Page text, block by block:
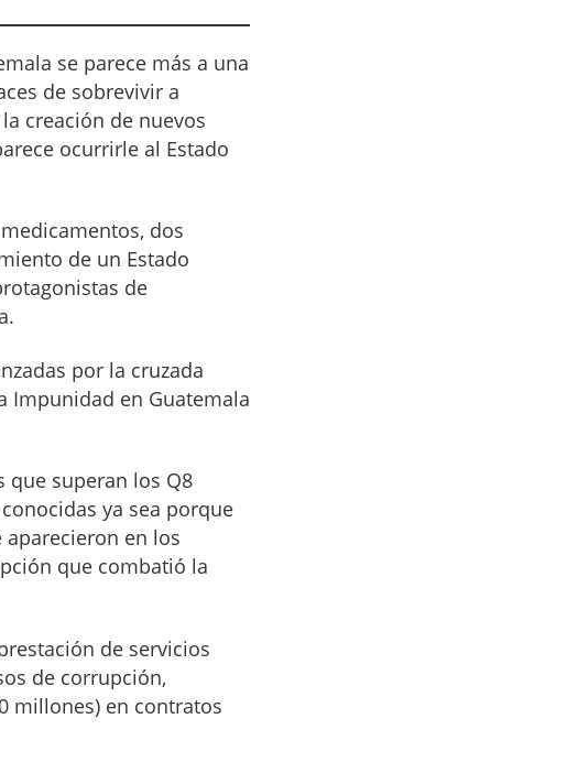
se parece más a una
de sobrevivir a
creación de nuevos
ocurrirle al Estado
dos
de un Estado
de
por la cruzada
Impunidad en Guatemala
que superan los Q8
ya sea porque
en los
que combatió la
de servicios
de corrupción,
millones) en contratos